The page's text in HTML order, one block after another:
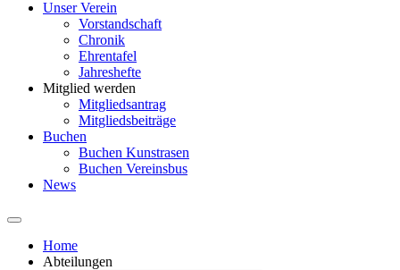
Unser Verein
Vorstandschaft
Chronik
Ehrentafel
Jahreshefte
Mitglied werden
Mitgliedsantrag
Mitgliedsbeiträge
Buchen
Buchen Kunstrasen
Buchen Vereinsbus
News
Home
Abteilungen